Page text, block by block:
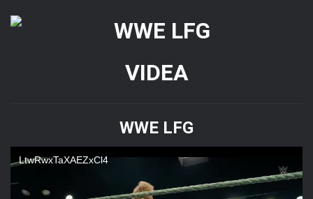
VIDEA
WWE LFG